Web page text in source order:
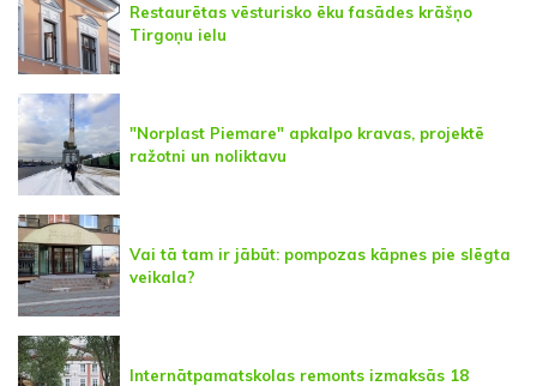
Restaurētas vēsturisko ēku fasādes krāšņo
Tirgoņu ielu
"Norplast Piemare" apkalpo kravas, projektē
ražotni un noliktavu
Vai tā tam ir jābūt: pompozas kāpnes pie slēgta
veikala?
Internātpamatskolas remonts izmaksās 18